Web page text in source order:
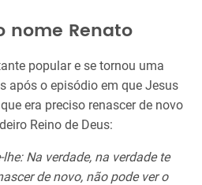
nome Renato
popular e se tornou uma
após o episódio em que Jesus
era preciso renascer de novo
Reino de Deus:
Na verdade, na verdade te
de novo, não pode ver o